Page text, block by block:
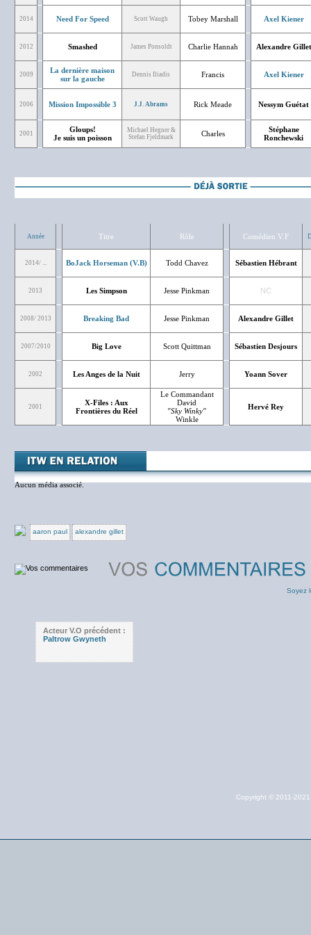
2014 Need For Speed Scott Waugh Tobey Marshall Axel Kiener
2012 Smashed James Ponsoldt Charlie Hannah Alexandre Gillet
2009
La dernière maison
sur la gauche
Dennis Iliadis Francis Axel Kiener
2006 Mission Impossible 3 J.J. Abrams Rick Meade Nessym Guétat
2001
Gloups!
Je suis un poisson
Michael Hegner &
Stefan Fjeldmark
Charles
Stéphane
Ronchewski
Année Titre Rôle Comédien V.F
2014/ ... BoJack Horseman (V.B) Todd Chavez Sébastien Hébrant
2013 Les Simpson Jesse Pinkman NC
2008/ 2013 Breaking Bad Jesse Pinkman Alexandre Gillet
2007/2010 Big Love Scott Quittman Sébastien Desjours
2002 Les Anges de la Nuit Jerry Yoann Sover
2001
X-Files : Aux
Frontières du Réel
Le Commandant
David
"Sky Winky"
Winkle
Hervé Rey
Aucun média associé.
aaron paul alexandre gillet
Soyez
Acteur V.O précédent :
Paltrow Gwyneth
Copyright © 2011-